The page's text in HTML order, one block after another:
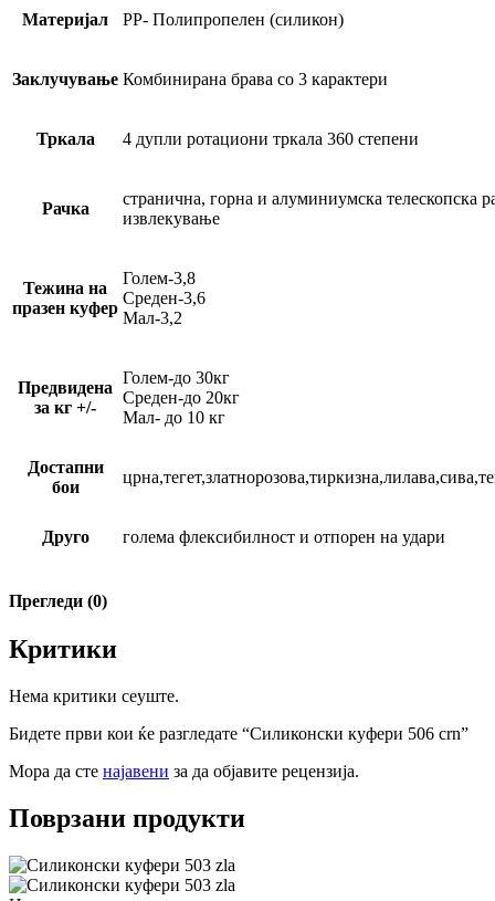
Материјал PP- Полипропелен (силикон)
Заклучување Комбинирана брава со 3 карактери
Тркала 4 дупли ротациони тркала 360 степени
Рачка
странична, горна и алуминиумска телескопска
извлекување
Тежина на
празен куфер
Голем-3,8
Среден-3,6
Мал-3,2
Предвидена
за кг +/-
Голем-до 30кг
Среден-до 20кг
Мал- до 10 кг
Достапни
бои
Друго голема флексибилност и отпорен на удари
Прегледи (0)
Критики
Нема критики сеуште.
Бидете први кои ќе разгледате “Силиконски куфери 506 crn”
Мора да сте најавени за да објавите рецензија.
Поврзани продукти